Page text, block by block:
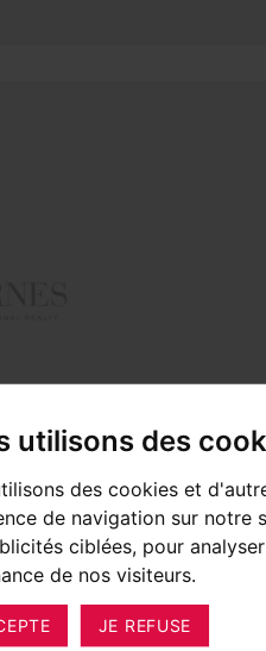
utilisons des
des cookies et
de navigation sur notre
ciblées, pour
de nos visiteurs.
JE REFUSE